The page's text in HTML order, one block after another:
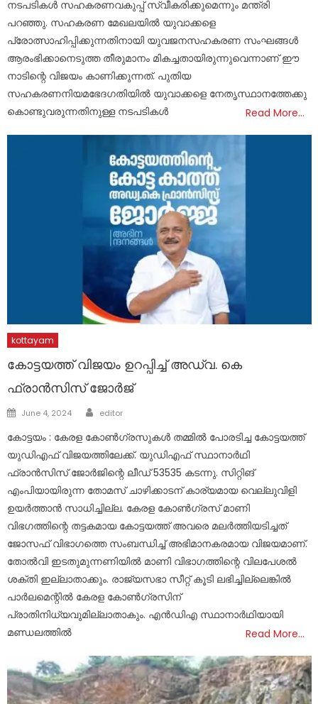
നടപടികൾ സഹകരണവകുപ്പ് സ്വീകരിക്കുമെന്നും മന്ത്രി
പറഞ്ഞു. സഹകരണ മേഖലയിൽ യുവാക്കളെ
പ്രോത്സാഹിപ്പിക്കുന്നതിനായി യുവജനസഹകരണ സംഘങ്ങൾ
ആരംഭിക്കാനെടുത്ത തീരുമാനം മികച്ചതായിരുന്നുവെന്നാണ് ഈ
നാടിന്റെ വിജയം കാണിക്കുന്നത്. പുതിയ
സഹകരണനിയമഭേദഗതിയിൽ യുവാക്കളെ നേതൃസ്ഥാനത്തേക്കു
കൊണ്ടുവരുന്നതിനുള്ള നടപടികൾ
Read More…
kottayam
കോട്ടയത്ത് വിജയം ഉറപ്പിച്ച് അഡ്വ. കെ
ഫ്രാൻസിസ് ജോർജ്
Posted
June 4, 2024 Author
editor
കോട്ടയം : കേരള കോൺഗ്രസുകൾ തമ്മിൽ പോരടിച്ച കോട്ടയത്ത്
യുഡിഎഫ് വിജയത്തിലേക്ക്. യുഡിഎഫ് സ്ഥാനാർഥി
ഫ്രാൻസിസ് ജോർജിന്റെ ലീഡ് 53535 കടന്നു. സിറ്റിങ്
എംപിയായിരുന്ന തോമസ് ചാഴിക്കാടന് കാര്യമായ വെല്ലുവിളി
ഉയർത്താൻ സാധിച്ചില്ല. കേരള കോൺഗ്രസ് മാണി
വിഭഗത്തിന്റെ തട്ടകമായ കോട്ടയത്ത് അവരെ മലർത്തിയടിച്ചത്
ജോസഫ് വിഭാഗത്തെ സംബന്ധിച്ച് അഭിമാനകരമായ വിജയമാണ്.
തോൽവി ഇടതുമുന്നണിയിൽ മാണി വിഭാഗത്തിന്റെ വിലപേശൽ
ശക്തി ഇല്ലാതാക്കും. രാജ്യസഭാ സീറ്റ് കൂടി ലഭിച്ചില്ലെങ്കിൽ
പാർലമെന്റിൽ കേരള കോൺഗ്രസിന്
പ്രാതിനിധ്യവുമില്ലാതാകും. എൻഡിഎ സ്ഥാനാർഥിയായി
മണ്ഡലത്തിൽ
Read More…